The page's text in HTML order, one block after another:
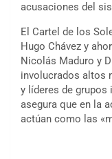
acusaciones del
El Cartel de los
Hugo Chávez y
Nicolás Maduro y
involucrados altos
y líderes de
asegura que en la
actúan como las